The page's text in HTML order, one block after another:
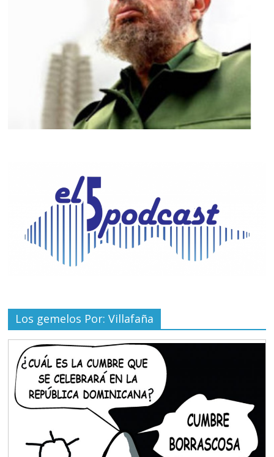
Los gemelos Por: Villafaña